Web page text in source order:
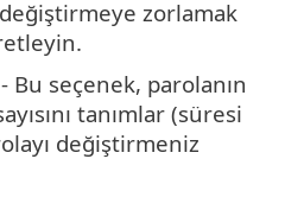
değiştirmeye zorlamak
- Bu seçenek, parolanın
tanımlar (süresi
değiştirmeniz